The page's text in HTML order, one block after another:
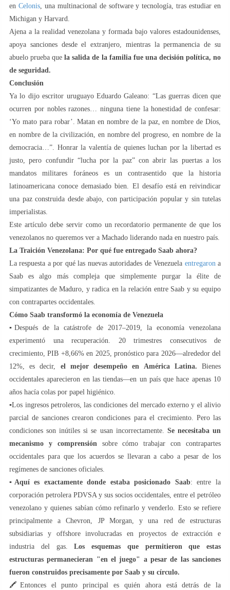
en Celonis, una multinacional de software y tecnología, tras estudiar en
Michigan y Harvard.
Ajena a la realidad venezolana y formada bajo valores estadounidenses,
apoya sanciones desde el extranjero, mientras la permanencia de su
abuelo prueba que la salida de la familia fue una decisión política, no
de seguridad.
Conclusión
Ya lo dijo escritor uruguayo Eduardo Galeano: “Las guerras dicen que
ocurren por nobles razones… ninguna tiene la honestidad de confesar:
‘Yo mato para robar’. Matan en nombre de la paz, en nombre de Dios,
en nombre de la civilización, en nombre del progreso, en nombre de la
democracia…”. Honrar la valentía de quienes luchan por la libertad es
justo, pero confundir “lucha por la paz” con abrir las puertas a los
mandatos militares foráneos es un contrasentido que la historia
latinoamericana conoce demasiado bien. El desafío está en reivindicar
una paz construida desde abajo, con participación popular y sin tutelas
imperialistas.
Este artículo debe servir como un recordatorio permanente de que los
venezolanos no queremos ver a Machado liderando nada en nuestro país.
La Traición Venezolana: Por qué fue entregado Saab ahora?
La respuesta a por qué las nuevas autoridades de Venezuela entregarona
Saab es algo más compleja que simplemente purgar la élite de
simpatizantes de Maduro, y radica en la relación entre Saab y su equipo
con contrapartes occidentales.
Cómo Saab transformó la economía de Venezuela
▪️Después de la catástrofe de 2017–2019, la economía venezolana
experimentó una recuperación. 20 trimestres consecutivos de
crecimiento, PIB +8,66% en 2025, pronóstico para 2026—alrededor del
12%, es decir, el mejor desempeño en América Latina. Bienes
occidentales aparecieron en las tiendas—en un país que hace apenas 10
años hacía colas por papel higiénico.
▪️Los ingresos petroleros, las condiciones del mercado externo y el alivio
parcial de sanciones crearon condiciones para el crecimiento. Pero las
condiciones son inútiles si se usan incorrectamente. Se necesitaba un
mecanismo y comprensiónsobre cómo trabajar con contrapartes
occidentales para que los acuerdos se llevaran a cabo a pesar de los
regímenes de sanciones oficiales.
▪️ Aquí es exactamente donde estaba posicionado Saab: entre la
corporación petrolera PDVSA y sus socios occidentales, entre el petróleo
venezolano y quienes sabían cómo refinarlo y venderlo. Esto se refiere
principalmente a Chevron, JP Morgan, y una red de estructuras
subsidiarias y offshore involucradas en proyectos de extracción e
industria del gas.Los esquemas que permitieron que estas
estructuras permanecieran "en el juego" a pesar de las sanciones
fueron construidos precisamente por Saab y su círculo.
🖍Entonces el punto principal es quién ahora está detrás de la